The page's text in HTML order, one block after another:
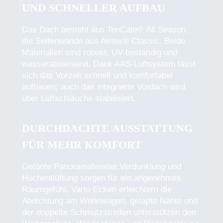
UND SCHNELLER AUFBAU
Das Dach besteht aus TenCate® All Season,
die Seitenwände aus Airtex® Classic. Beide
Materialien sind robust, UV-beständig und
wasserabweisend. Dank AAS-Luftsystem lässt
sich das Vorzelt schnell und komfortabel
aufbauen; auch das integrierte Vordach wird
über Luftschläuche stabilisiert.
DURCHDACHTE AUSSTATTUNG
FÜR MEHR KOMFORT
Getönte Panoramafenster,Verdunklung und
Hochentlüftung sorgen für ein angenehmes
Raumgefühl. Vario-Ecken erleichtern die
Abdichtung am Wohnwagen, getapte Nähte und
der doppelte Schmutzstreifen unterstützen den